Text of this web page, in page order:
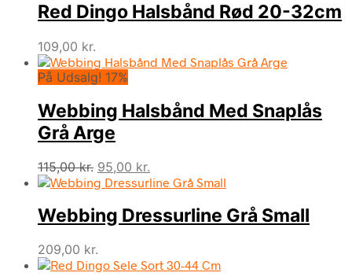
Red Dingo Halsbånd Rød 20-32cm
109,00 kr.
På Udsalg! 17%
Webbing Halsbånd Med Snaplås
Grå Arge
115,00kr. Den
oprindelige
var:
115,00 kr..
95,00 kr.
aktuelle
er:
95,00 kr..
Webbing Dressurline Grå Small
209,00 kr.